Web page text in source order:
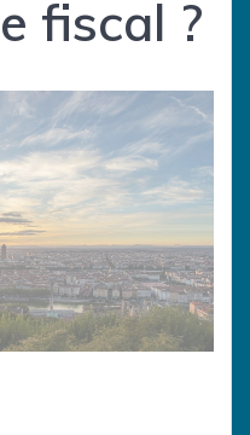
fiscal ?